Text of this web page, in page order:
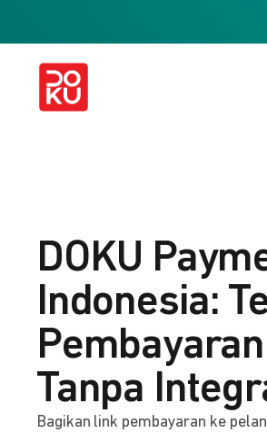
DOKU
Indonesia:
Tanpa
Bagikan link pembayaran ke